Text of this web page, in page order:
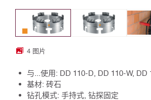
4 图片
与...使用: DD 110-D, DD 110-W, DD
基材: 砖石
钻孔模式: 手持式, 钻探固定